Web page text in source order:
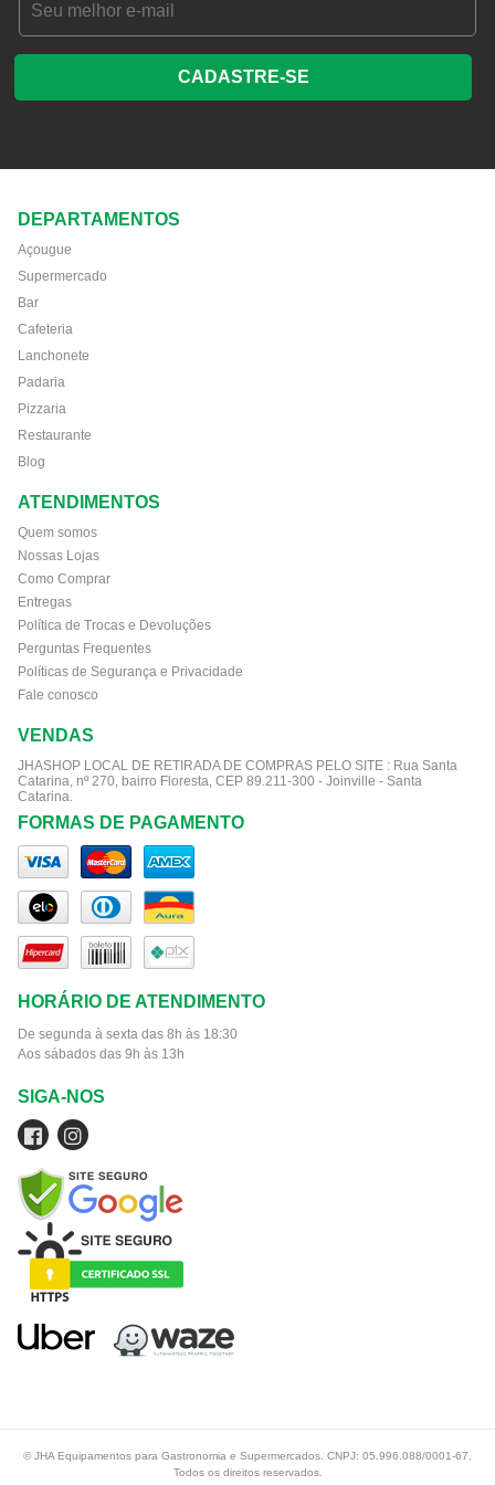
CADASTRE-SE
DEPARTAMENTOS
Açougue
Supermercado
Bar
Cafeteria
Lanchonete
Padaria
Pizzaria
Restaurante
Blog
ATENDIMENTOS
Quem somos
Nossas Lojas
Como Comprar
Entregas
Política de Trocas e Devoluções
Perguntas Frequentes
Políticas de Segurança e Privacidade
Fale conosco
VENDAS
JHASHOP LOCAL DE RETIRADA DE COMPRAS PELO SITE : Rua Santa
Catarina, nº 270, bairro Floresta, CEP 89.211-300 - Joinville - Santa
Catarina.
FORMAS DE PAGAMENTO
HORÁRIO DE ATENDIMENTO
De segunda à sexta das 8h às 18:30
Aos sábados das 9h às 13h
SIGA-NOS
© JHA Equipamentos para Gastronomia e Supermercados. CNPJ: 05.996.088/0001-67.
Todos os direitos reservados.